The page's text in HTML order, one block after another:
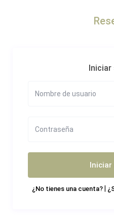
Iniciar
Iniciar
¿No tienes una cuenta?